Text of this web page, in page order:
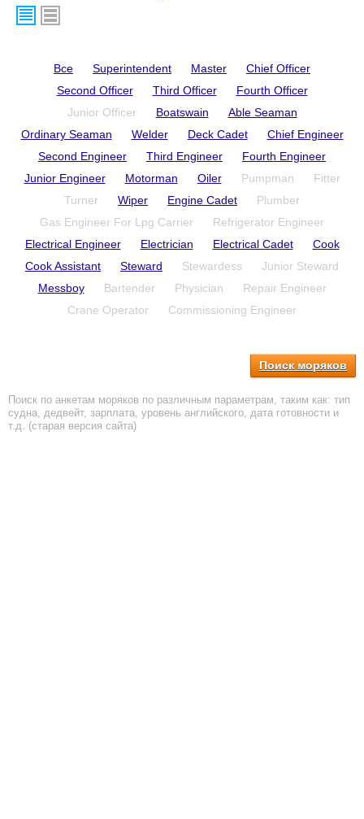
Все Superintendent Master
Chief Officer
Second Officer
Third Officer
Fourth Officer
Junior Officer
Boatswain
Able Seaman
Ordinary Seaman
Welder Deck Cadet
Chief Engineer
Second Engineer
Third Engineer
Fourth Engineer
Junior Engineer
Motorman Oiler Pumpman
Fitter
Turner
Wiper Engine Cadet
Plumber
Gas Engineer For Lpg Carrier
Refrigerator Engineer
Electrical Engineer
Electrician Electrical Cadet
Cook
Cook Assistant
Steward Stewardess
Junior Steward
Messboy
Bartender Physician
Repair Engineer
Crane Operator
Commissioning Engineer
Поиск моряков
Поиск по анкетам моряков по различным параметрам, таким как: тип
судна, дедвейт, зарплата, уровень английского, дата готовности и
т.д. (старая версия сайта)